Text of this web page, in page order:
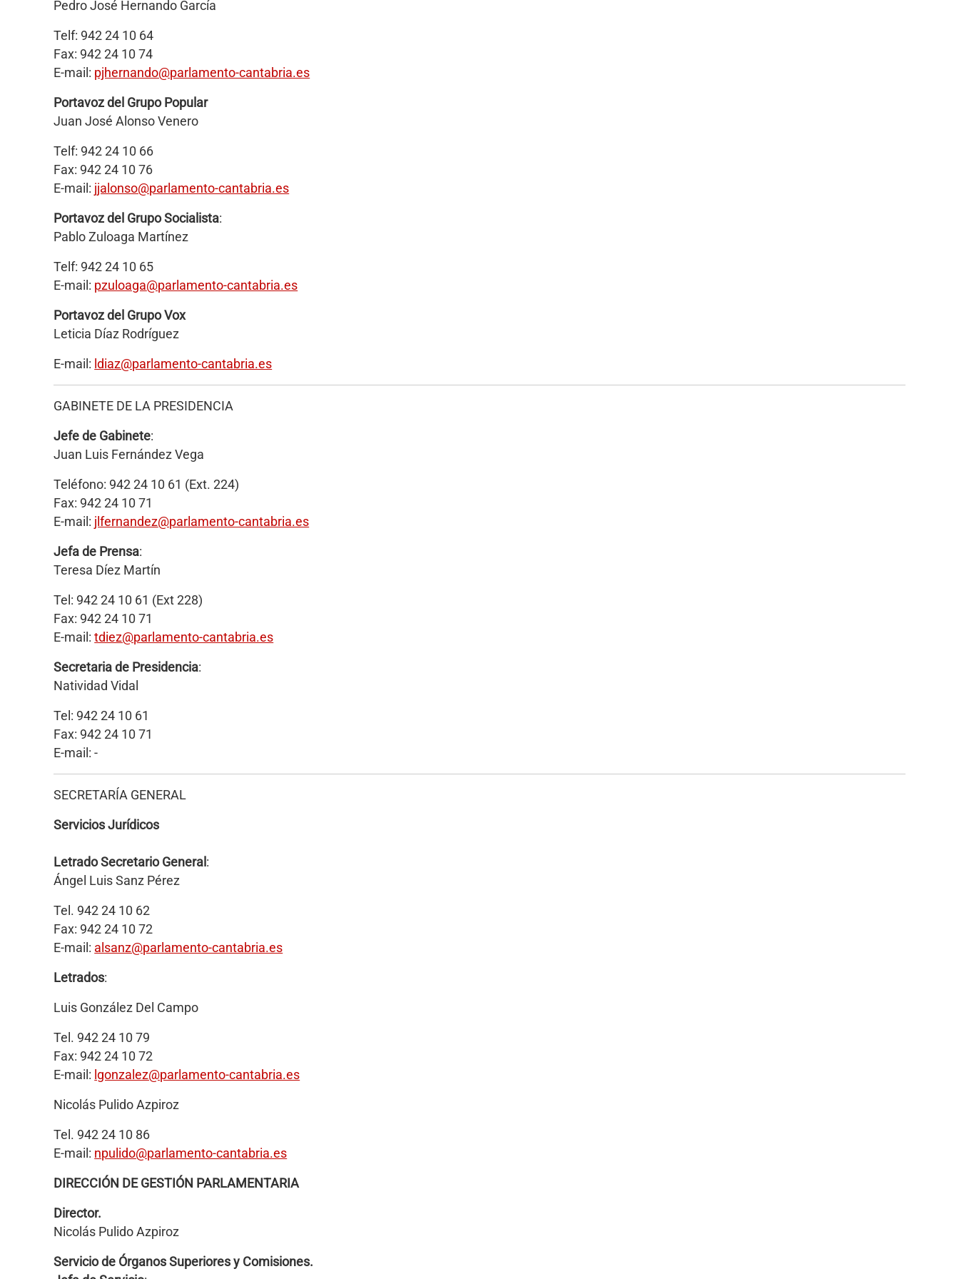
Pedro José Hernando García
Telf: 942 24 10 64
Fax: 942 24 10 74
E-mail: pjhernando@parlamento-cantabria.es
Portavoz del Grupo Popular
Juan José Alonso Venero
Telf: 942 24 10 66
Fax: 942 24 10 76
E-mail: jjalonso@parlamento-cantabria.es
Portavoz del Grupo Socialista:
Pablo Zuloaga Martínez
Telf: 942 24 10 65
E-mail: pzuloaga@parlamento-cantabria.es
Portavoz del Grupo Vox
Leticia Díaz Rodríguez
E-mail: ldiaz@parlamento-cantabria.es
GABINETE DE LA PRESIDENCIA
Jefe de Gabinete:
Juan Luis Fernández Vega
Teléfono: 942 24 10 61 (Ext. 224)
Fax: 942 24 10 71
E-mail: jlfernandez@parlamento-cantabria.es
Jefa de Prensa:
Teresa Díez Martín
Tel: 942 24 10 61 (Ext 228)
Fax: 942 24 10 71
E-mail:tdiez@parlamento-cantabria.es
Secretaria de Presidencia:
Natividad Vidal
Tel: 942 24 10 61
Fax: 942 24 10 71
E-mail: -
SECRETARÍA GENERAL
Servicios Jurídicos
Letrado Secretario General :
Ángel Luis Sanz Pérez
Tel. 942 24 10 62
Fax: 942 24 10 72
E-mail: alsanz@parlamento-cantabria.es
Letrados:
Luis González Del Campo
Tel. 942 24 10 79
Fax: 942 24 10 72
E-mail: lgonzalez@parlamento-cantabria.es
Nicolás Pulido Azpiroz
Tel. 942 24 10 86
E-mail: npulido@parlamento-cantabria.es
DIRECCIÓN DE GESTIÓN PARLAMENTARIA
Director.
Nicolás Pulido Azpiroz
Servicio de Órganos Superiores y Comisiones.